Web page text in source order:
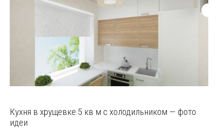
Кухня в хрущевке 5 кв м с холодильником — фото
идеи